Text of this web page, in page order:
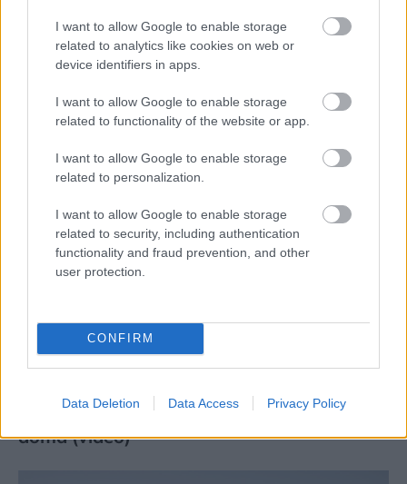
I want to allow Google to enable storage
related to analytics like cookies on web or
device identifiers in apps.
I want to allow Google to enable storage
related to functionality of the website or app.
I want to allow Google to enable storage
related to personalization.
I want to allow Google to enable storage
related to security, including authentication
functionality and fraud prevention, and other
user protection.
CONFIRM
Data Deletion Data Access Privacy Policy
Pridajte túto surovinu do prania, obliečky
budú hladšie a pevnejšie. Starý trik z
hotelov poznali už naše babičky
bez vývrtky. Stačí pár vecí, ktoré už máte
doma (video)